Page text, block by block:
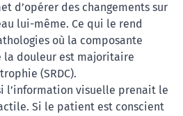
d’opérer des changements sur
lui-même. Ce qui le rend
où la composante
la douleur est majoritaire
(SRDC).
l’information visuelle prenait le
Si le patient est conscient